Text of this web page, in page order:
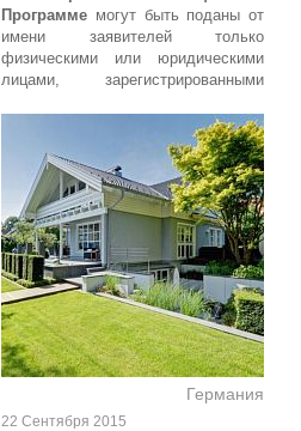
Программе могут быть поданы от
имени заявителей только
физическими или юридическими
лицами, зарегистрированными
Германия
22 Сентября 2015